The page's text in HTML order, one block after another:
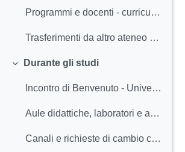
Programmi e docenti - curriculum INDUSTRIALE 2025/26
Trasferimenti da altro ateneo o corso di studio
Collapse
Durante gli studi
Incontro di Benvenuto - Università Porte Aperte 2025 - slides
Aule didattiche, laboratori e aule studio
Canali e richieste di cambio canale del 2° e 3° anno del curriculum formativo A.A. 2025/26